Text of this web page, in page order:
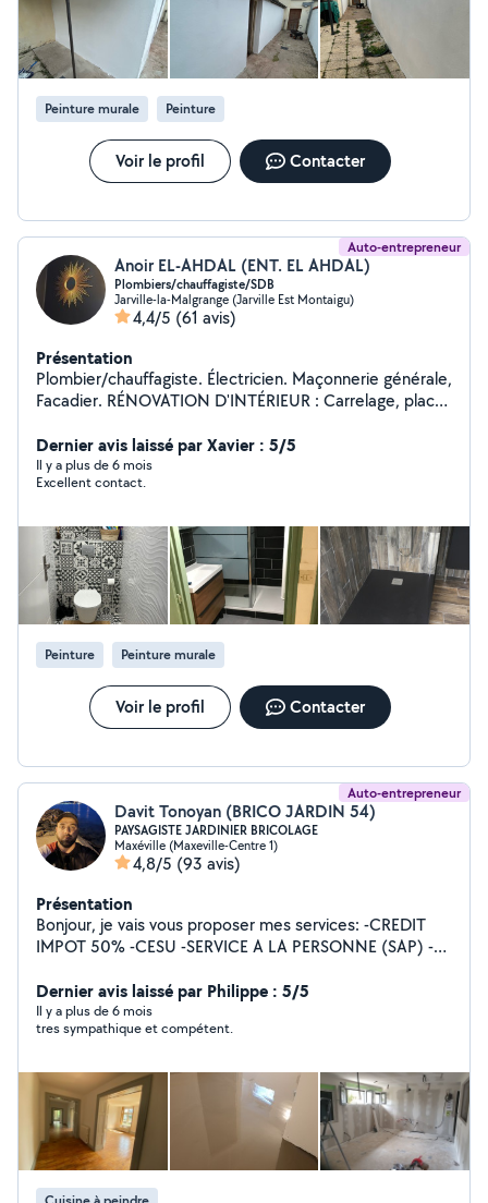
Peinture murale Peinture
Voir le profil Contacter
Auto-entrepreneur
Anoir EL-AHDAL (ENT. EL AHDAL)
Plombiers/chauffagiste/SDB
Jarville-la-Malgrange (Jarville Est Montaigu)
4,4/5 (61 avis)
Présentation
Plombier/chauffagiste. Électricien. Maçonnerie générale,
Facadier. RÉNOVATION D'INTÉRIEUR : Carrelage, placo,
CACES TP 2,4. CACES LOGISTIQUE 1,3,5. Dynamique et
consciencieux. Je vous propose mes services pour vos
travaux. Cordialement.
Dernier avis laissé par Xavier : 5/5
Il y a plus de 6 mois
Excellent contact.
Peinture Peinture murale
Voir le profil Contacter
Auto-entrepreneur
Davit Tonoyan (BRICO JARDIN 54)
PAYSAGISTE JARDINIER BRICOLAGE
Maxéville (Maxeville-Centre 1)
4,8/5 (93 avis)
Présentation
Bonjour, je vais vous proposer mes services: -CREDIT
IMPOT 50% -CESU -SERVICE A LA PERSONNE (SAP) -
pelouse, débroussailleuse, motoculteur -Ramassage des
feuilles -Évacuation des déchets -Taille de haies,
fruitiers, rosiers -Nettoyage de terrasses -Nettoyage de
Nettoyage des massifs -Massonerie, Bricolage, Peinture,
Placo, Carrelage Je suis dans l'attente de vos
demandes. Cordialement.
Dernier avis laissé par Philippe : 5/5
Il y a plus de 6 mois
tres sympathique et compétent.